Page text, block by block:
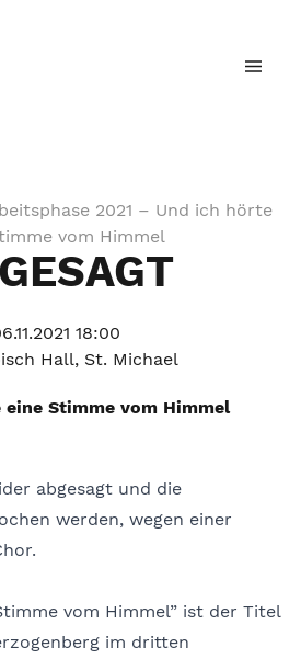
2021 – Und ich hörte
vom Himmel
18:00
Hall, St. Michael
Stimme vom Himmel
abgesagt und die
werden, wegen einer
vom Himmel” ist der Titel
im dritten